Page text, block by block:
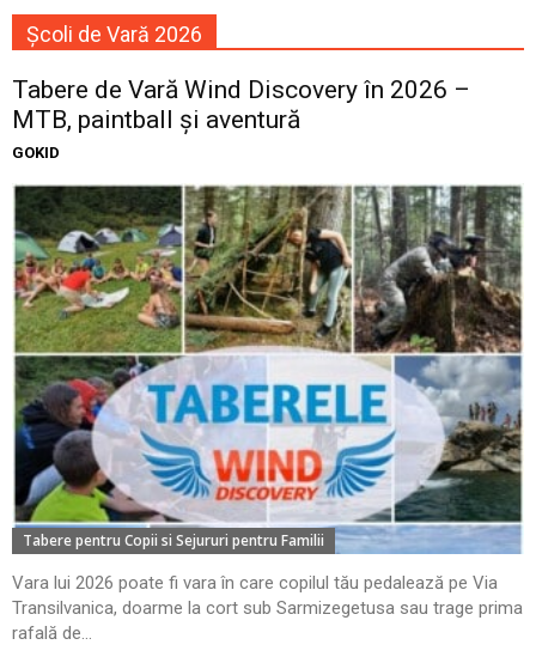
Școli de Vară 2026
Tabere de Vară Wind Discovery în 2026 –
MTB, paintball și aventură
GOKID
Tabere pentru Copii si Sejururi pentru Familii
Vara lui 2026 poate fi vara în care copilul tău pedalează pe Via
Transilvanica, doarme la cort sub Sarmizegetusa sau trage prima
rafală de...